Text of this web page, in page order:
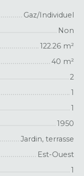
Gaz/Individuel
Non
122.26 m²
40 m²
2
1
1
1950
Jardin, terrasse
Est-Ouest
1